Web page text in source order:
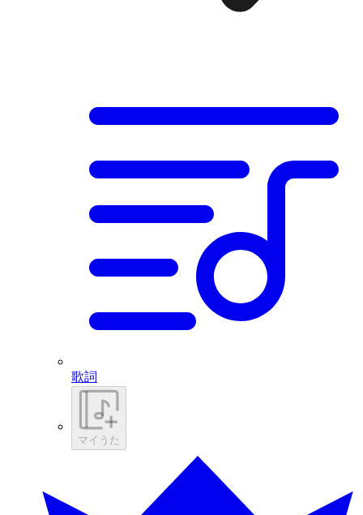
歌詞
マイうた